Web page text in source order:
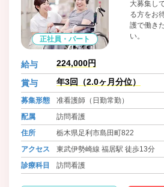
正社員・パート
大募集し
る方をお
護で働き
い。
給与 224,000円
賞与 年3回（2.0ヶ月分位）
募集形態
准看護師（日勤常勤）
配属
訪問看護
住所
栃木県足利市島田町822
アクセス
東武伊勢崎線 福居駅 徒歩13分
診療科目
訪問看護